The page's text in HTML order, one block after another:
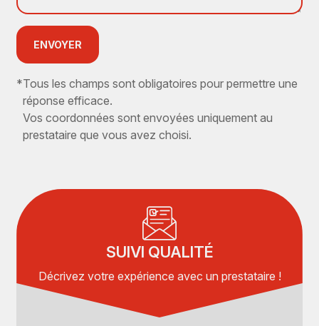
ENVOYER
*Tous les champs sont obligatoires pour permettre une
réponse efficace.
Vos coordonnées sont envoyées uniquement au
prestataire que vous avez choisi.
SUIVI QUALITÉ
Décrivez votre expérience avec un prestataire !